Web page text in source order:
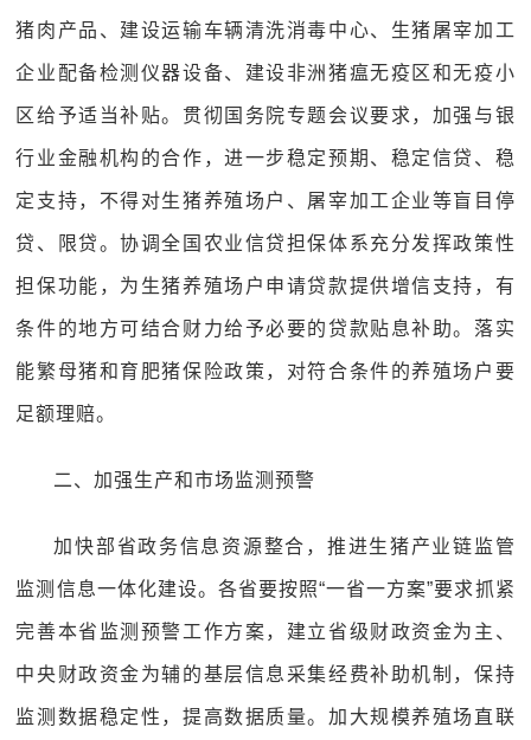
猪肉产品、建设运输车辆清洗消毒中心、生猪屠宰加工
企业配备检测仪器设备、建设非洲猪瘟无疫区和无疫小
区给予适当补贴。贯彻国务院专题会议要求，加强与银
行业金融机构的合作，进一步稳定预期、稳定信贷、稳
定支持，不得对生猪养殖场户、屠宰加工企业等盲目停
贷、限贷。协调全国农业信贷担保体系充分发挥政策性
担保功能，为生猪养殖场户申请贷款提供增信支持，有
条件的地方可结合财力给予必要的贷款贴息补助。落实
能繁母猪和育肥猪保险政策，对符合条件的养殖场户要
足额理赔。
二、加强生产和市场监测预警
加快部省政务信息资源整合，推进生猪产业链监管
监测信息一体化建设。各省要按照“一省一方案”要求抓紧
完善本省监测预警工作方案，建立省级财政资金为主、
中央财政资金为辅的基层信息采集经费补助机制，保持
监测数据稳定性，提高数据质量。加大规模养殖场直联